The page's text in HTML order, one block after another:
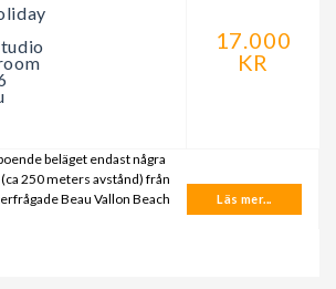
17.000
KR
beläget endast några
250 meters avstånd) från
Beau Vallon Beach
Läs mer...